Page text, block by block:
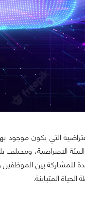
التي يكون
الافتراضية،
للمشاركة بين
المتباينة.